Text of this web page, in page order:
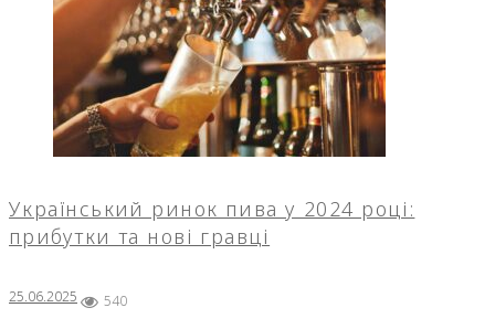
Український ринок пива у 2024 році:
прибутки та нові гравці
25.06.2025 540